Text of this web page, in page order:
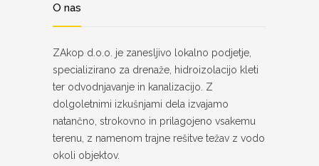
O nas
ZAkop d.o.o. je zanesljivo lokalno podjetje,
specializirano za drenaže, hidroizolacijo kleti
ter odvodnjavanje in kanalizacijo. Z
dolgoletnimi izkušnjami dela izvajamo
natančno, strokovno in prilagojeno vsakemu
terenu, z namenom trajne rešitve težav z vodo
okoli objektov.